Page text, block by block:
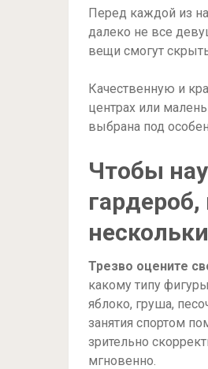
Перед каждой из
далеко не все
вещи смогут
Качественную и
центрах или
выбрана под
Чтобы
Трезво оцените
какому типу
яблоко, груша,
занятия спортом
зрительно
мгновенно.